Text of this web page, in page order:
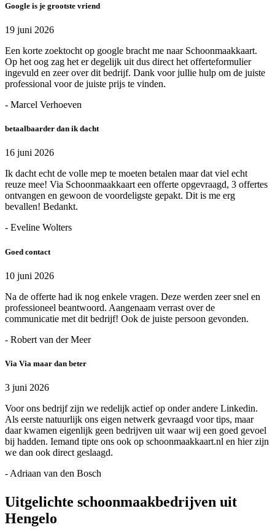
Google is je grootste vriend
19 juni 2026
Een korte zoektocht op google bracht me naar Schoonmaakkaart.
Op het oog zag het er degelijk uit dus direct het offerteformulier
ingevuld en zeer over dit bedrijf. Dank voor jullie hulp om de juiste
professional voor de juiste prijs te vinden.
- Marcel Verhoeven
betaalbaarder dan ik dacht
16 juni 2026
Ik dacht echt de volle mep te moeten betalen maar dat viel echt
reuze mee! Via Schoonmaakkaart een offerte opgevraagd, 3 offertes
ontvangen en gewoon de voordeligste gepakt. Dit is me erg
bevallen! Bedankt.
- Eveline Wolters
Goed contact
10 juni 2026
Na de offerte had ik nog enkele vragen. Deze werden zeer snel en
professioneel beantwoord. Aangenaam verrast over de
communicatie met dit bedrijf! Ook de juiste persoon gevonden.
- Robert van der Meer
Via Via maar dan beter
3 juni 2026
Voor ons bedrijf zijn we redelijk actief op onder andere Linkedin.
Als eerste natuurlijk ons eigen netwerk gevraagd voor tips, maar
daar kwamen eigenlijk geen bedrijven uit waar wij een goed gevoel
bij hadden. Iemand tipte ons ook op schoonmaakkaart.nl en hier zijn
we dan ook direct geslaagd.
- Adriaan van den Bosch
Uitgelichte schoonmaakbedrijven uit
Hengelo